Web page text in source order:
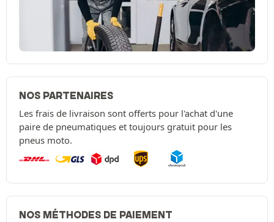
NOS PARTENAIRES
Les frais de livraison sont offerts pour l'achat d'une
paire de pneumatiques et toujours gratuit pour les
pneus moto.
NOS MÉTHODES DE PAIEMENT